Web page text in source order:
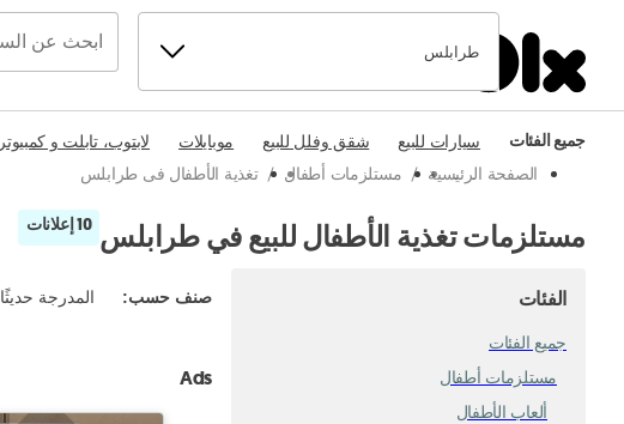
طرابلس
جميع الفئات سيارات للبيع شقق وفلل للبيع موبايلات لابتوب، تابلت و كمبيوتر
الصفحة الرئيسية / مستلزمات أطفال / تغذية الأطفال فى طرابلس
مستلزمات تغذية الأطفال للبيع في طرابلس 10 إعلانات
الفئات
جميع الفئات
مستلزمات أطفال
ألعاب الأطفال
صنف حسب: المدرجة حديثًا
Ads